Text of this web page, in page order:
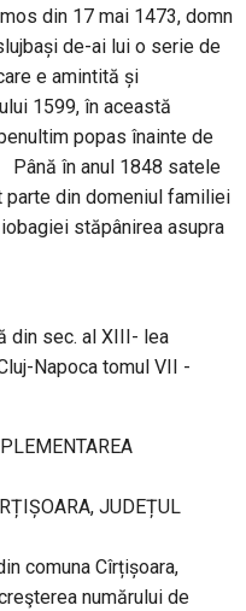
din 17 mai 1473, domn
de-ai lui o serie de
e amintită și
1599, în această
popas înainte de
în anul 1848 satele
parte din domeniul familiei
stăpânirea asupra
din sec. al XIII- lea
Napoca tomul VII -
JUDEȚUL
comuna Cîrțișoara,
numărului de